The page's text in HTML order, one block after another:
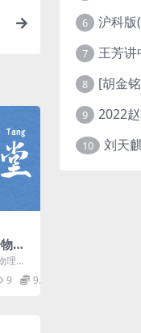
理
)
理
课时
9 9.9
6
7
8
9
10